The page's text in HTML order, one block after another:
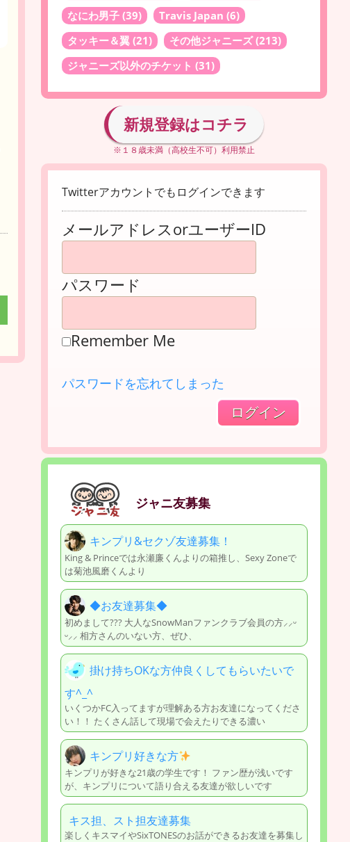
なにわ男子 (39) Travis Japan (6)
タッキー＆翼 (21) その他ジャニーズ(213)
ジャニーズ以外のチケット (31)
新規登録はコチラ
※１８歳未満（高校生不可）利用禁止
Twitterアカウントでもログインできます
メールアドレスorユーザーID
パスワード
Remember Me
パスワードを忘れてしまった
ジャニ友募集
キンプリ&セクゾ友達募集！
King & Princeでは永瀬廉くんよりの箱推し、Sexy Zoneで
は菊池風磨くんより
◆お友達募集◆
初めまして??? 大人なSnowManファンクラブ会員の方⸝⸝ᵕ
ᵕ⸝⸝ 相方さんのいない方、ぜひ、
掛け持ちOKな方仲良くしてもらいたいで
す^_^
いくつかFC入ってますが理解ある方お友達になってくださ
い！！ たくさん話して現場で会えたりできる濃い
キンプリ好きな方
キンプリが好きな21歳の学生です！ ファン歴が浅いです
が、キンプリについて語り合える友達が欲しいです
キス担、スト担友達募集
楽しくキスマイやSixTONESのお話ができるお友達を募集し